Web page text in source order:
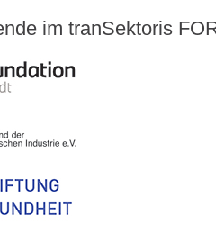
im tranSektoris
Foundation Herbert Quandt
der
Gesundheit